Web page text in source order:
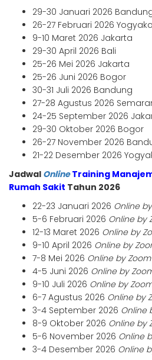
29-30 Januari 2026
26-27 Februari 2026
9-10 Maret 2026 Jakarta
29-30 April 2026 Bali
25-26 Mei 2026 Jakarta
25-26 Juni 2026 Bogor
30-31 Juli 2026 Bandung
27-28 Agustus 2026
24-25 September 2026
29-30 Oktober 2026 Bogor
26-27 November 2026
21-22 Desember 2026
Jadwal Online Training
Rumah Sakit Tahun 2026
22-23 Januari 2026 Online
5-6 Februari 2026 Online by
12-13 Maret 2026 Online by
9-10 April 2026 Online by
7-8 Mei 2026 Online by
4-5 Juni 2026 Online by
9-10 Juli 2026 Online by
6-7 Agustus 2026 Online by
3-4 September 2026 Online
8-9 Oktober 2026 Online by
5-6 November 2026 Online
3-4 Desember 2026 Online